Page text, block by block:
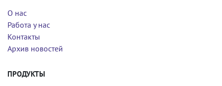
О нас
Работа у нас
Контакты
Архив новостей
ПРОДУКТЫ